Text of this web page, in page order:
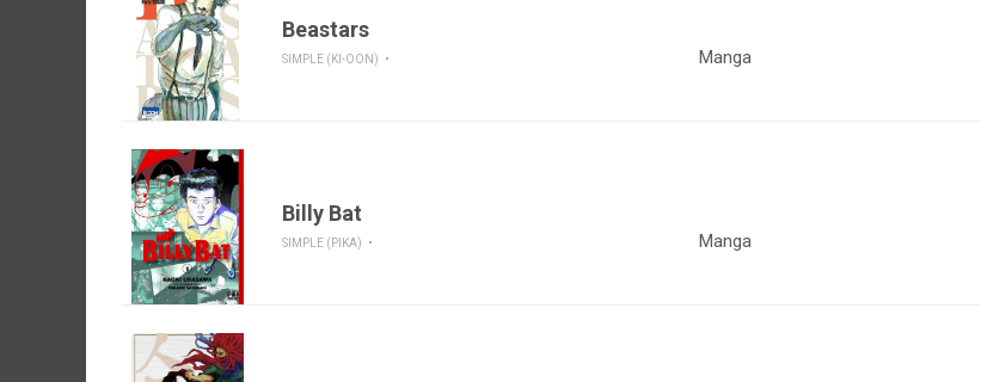
Beastars
SIMPLE (KI-OON) Manga
Billy Bat
SIMPLE (PIKA) Manga